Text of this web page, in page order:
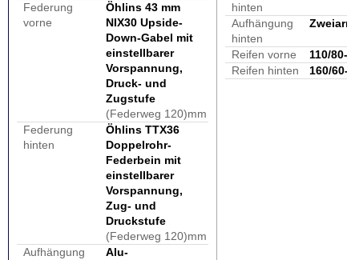
Federung
vorne
Öhlins 43 mm
NIX30 Upside-
Down-Gabel mit
einstellbarer
Vorspannung,
Druck- und
Zugstufe
(Federweg 120)mm
Federung
hinten
Öhlins TTX36
Doppelrohr-
Federbein mit
einstellbarer
Vorspannung,
Zug- und
Druckstufe
(Federweg 120)mm
Aufhängung
Alu-
hinten
Aufhängung
hinten
Reifen vorne
110/80-
Reifen hinten
160/60-